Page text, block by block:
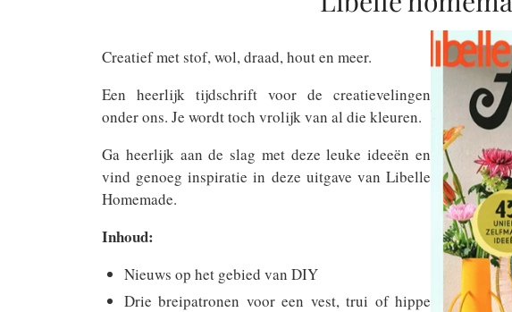
Creatief met stof, wol, draad, hout en meer.
Een heerlijk tijdschrift voor de creatievelingen
onder ons. Je wordt toch vrolijk van al die kleuren.
Ga heerlijk aan de slag met deze leuke ideeën en
vind genoeg inspiratie in deze uitgave van Libelle
Homemade.
Inhoud:
Nieuws op het gebied van DIY
Drie breipatronen voor een vest, trui of hippe